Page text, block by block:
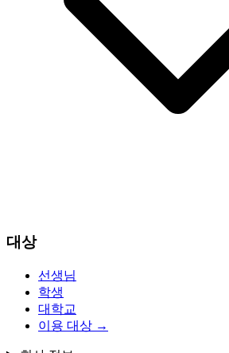
대상
선생님
학생
대학교
이용 대상 →